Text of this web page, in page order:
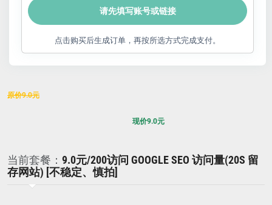
请先填写账号或链接
点击购买后生成订单，再按所选方式完成支付。
原价9.0元
现价9.0元
当前套餐： 9.0元/200访问 GOOGLE SEO 访问量(20S 留
存网站) [不稳定、慎拍]